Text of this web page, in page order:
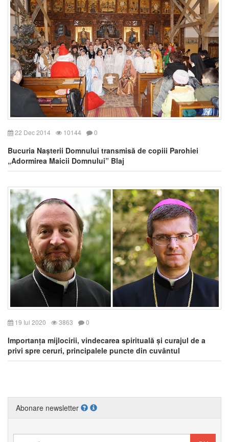
22 Dec 2014 10144 0
Bucuria Nașterii Domnului transmisă de copiii Parohiei
„Adormirea Maicii Domnului” Blaj
19 Iul 2020 3863 0
Importanța mijlocirii, vindecarea spirituală și curajul de a
privi spre ceruri, principalele puncte din cuvântul
Episcopilor în Catedrala Blajului
Abonare newsletter